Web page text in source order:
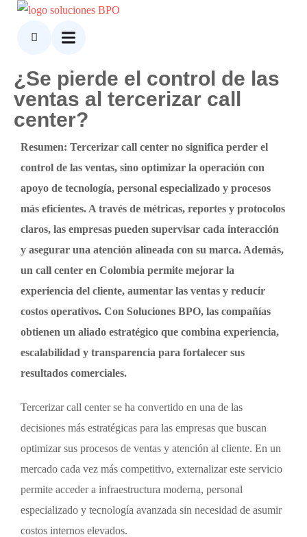
¿Se pierde el control de las
ventas al tercerizar call
center?
Resumen: Tercerizar call center no significa perder el
control de las ventas, sino optimizar la operación con
apoyo de tecnología, personal especializado y procesos
más eficientes. A través de métricas, reportes y protocolos
claros, las empresas pueden supervisar cada interacción
y asegurar una atención alineada con su marca. Además,
un call center en Colombia permite mejorar la
experiencia del cliente, aumentar las ventas y reducir
costos operativos. Con Soluciones BPO, las compañías
obtienen un aliado estratégico que combina experiencia,
escalabilidad y transparencia para fortalecer sus
resultados comerciales.
Tercerizar call centerse ha convertido en una de las
decisiones más estratégicas para las empresas que buscan
optimizar sus procesos de ventas y atención al cliente. En un
mercado cada vez más competitivo, externalizar este servicio
permite acceder a infraestructura moderna, personal
especializado y tecnología avanzada sin necesidad de asumir
costos internos elevados.